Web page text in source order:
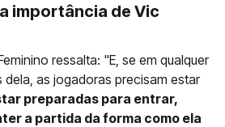
importância de Vic
ressalta: "E, se em qualquer
as jogadoras precisam estar
preparadas para entrar,
a partida da forma como ela